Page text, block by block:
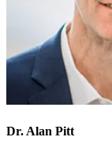
Dr. Alan Pitt